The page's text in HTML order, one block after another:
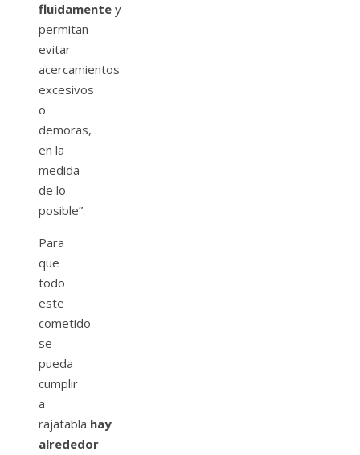
fluidamente y
permitan
evitar
acercamientos
excesivos
o
demoras,
en la
medida
de lo
posible”.
Para
que
todo
este
cometido
se
pueda
cumplir
a
rajatabla hay
alrededor